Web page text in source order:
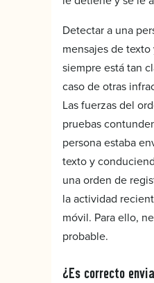
Detectar a una
mensajes de
siempre está tan
caso de otras
Las fuerzas del
pruebas
persona estaba
texto y
una orden de
la actividad
móvil. Para ello,
probable.
¿Es correcto